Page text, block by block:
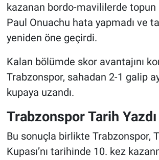
kazanan bordo-mavililerde topun
Paul Onuachu hata yapmadı ve
yeniden öne geçirdi.
Kalan bölümde skor avantajını
Trabzonspor, sahadan 2-1 galip
kupaya uzandı.
Trabzonspor Tarih Yazdı
Bu sonuçla birlikte Trabzonspor,
Kupası’nı tarihinde 10. kez